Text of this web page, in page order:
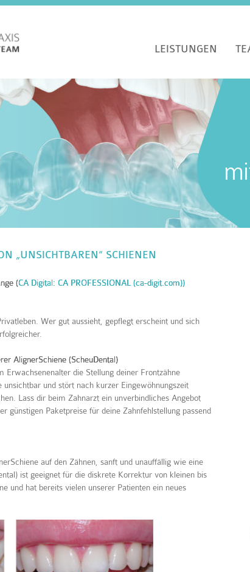
LEISTUNGEN
„UNSICHTBAREN“ SCHIENEN
(CA Digital: CA PROFESSIONAL (ca-digit.com))
Wer gut aussieht, gepflegt erscheint und sich
AlignerSchiene (ScheuDental)
Erwachsenenalter die Stellung deiner Frontzähne
und stört nach kurzer Eingewöhnungszeit
Lass dir beim Zahnarzt ein unverbindliches Angebot
günstigen Paketpreise für deine Zahnfehlstellung passend
auf den Zähnen, sanft und unauffällig wie eine
ist geeignet für die diskrete Korrektur von kleinen bis
und hat bereits vielen unserer Patienten ein neues